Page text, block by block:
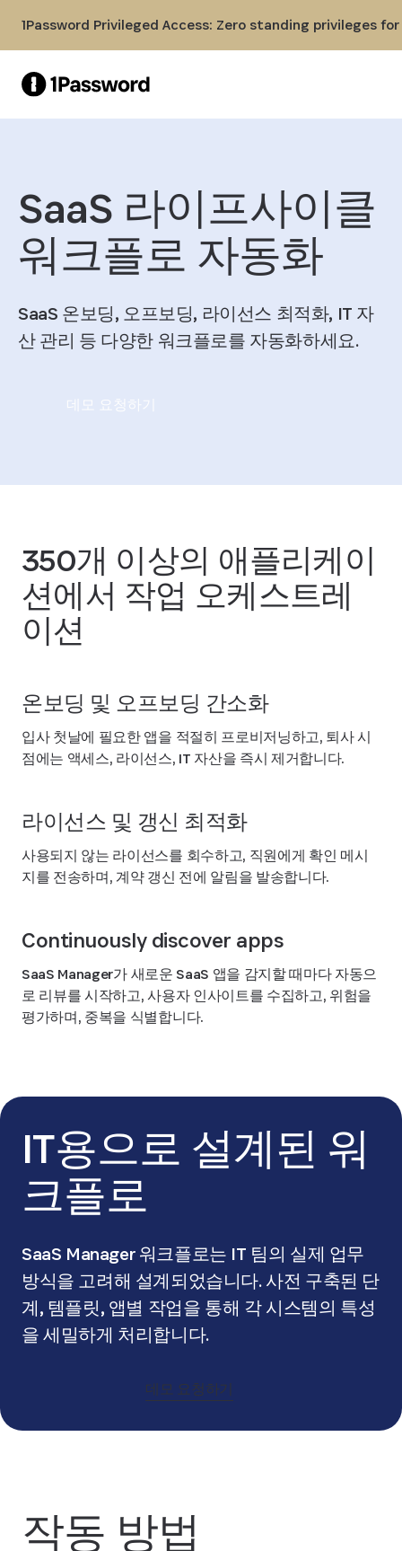
1Password Privileged Access: Zero standing privileges
SaaS 라이프사이클
워크플로 자동화
SaaS 온보딩, 오프보딩, 라이선스 최적화, IT 자
산 관리 등 다양한 워크플로를 자동화하세요.
데모 요청하기
350개 이상의 애플리케이
션에서 작업 오케스트레
이션
온보딩 및 오프보딩 간소화
입사 첫날에 필요한 앱을 적절히 프로비저닝하고, 퇴사 시
점에는 액세스, 라이선스, IT 자산을 즉시 제거합니다.
라이선스 및 갱신 최적화
사용되지 않는 라이선스를 회수하고, 직원에게 확인 메시
지를 전송하며, 계약 갱신 전에 알림을 발송합니다.
Continuously discover apps
SaaS Manager가 새로운 SaaS 앱을 감지할 때마다 자동으
로 리뷰를 시작하고, 사용자 인사이트를 수집하고, 위험을
평가하며, 중복을 식별합니다.
IT용으로 설계된 워
크플로
SaaS Manager 워크플로는 IT 팀의 실제 업무
방식을 고려해 설계되었습니다. 사전 구축된 단
계, 템플릿, 앱별 작업을 통해 각 시스템의 특성
을 세밀하게 처리합니다.
데모 요청하기
작동 방법